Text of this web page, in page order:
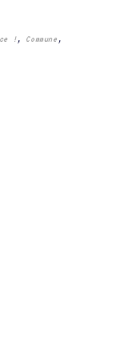
!, Commune ,